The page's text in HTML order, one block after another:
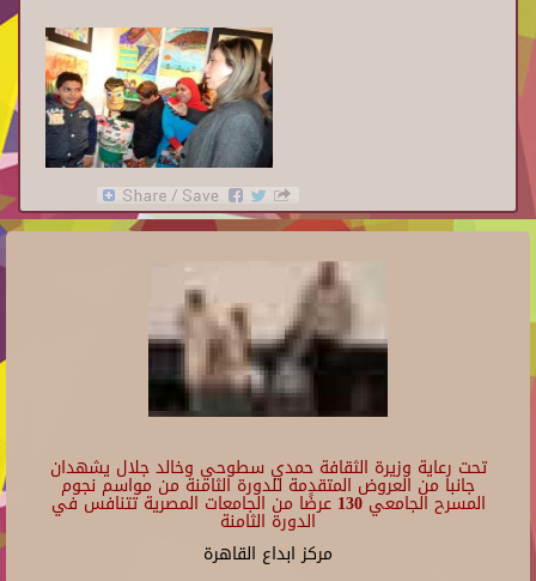
تحت رعاية وزيرة الثقافة حمدي سطوحي وخالد جلال يشهدان
جانبا من العروض المتقدمة للدورة الثامنة من مواسم نجوم
المسرح الجامعي 130 عرضًا من الجامعات المصرية تتنافس في
الدورة الثامنة
مركز ابداع القاهرة